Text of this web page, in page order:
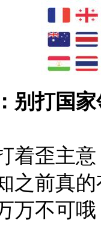
别打国
歪主意
之前真
万不可哦